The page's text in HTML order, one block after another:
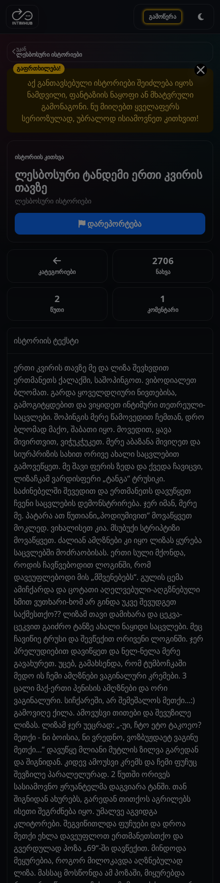
გამოწერა
უკან
ლესბოსური ისტორიები
გაფრთხილება!
აქ განთავსებული ისტორიები შეიძლება იყოს
ნამდვილი, ფანტაზიის ნაყოფი ან მხატვრული
გამონაგონი. ნუ მიიღებთ ყველაფერს
სერიოზულად, უბრალოდ ისიამოვნეთ კითხვით!
ისტორიის კითხვა
ლესბოსური ტანდემი ერთი კვირის
თავზე
ლესბოსური ისტორიები
დარეპორტება
კატეგორიები
2706
ნახვა
2
წუთი
1
კომენტარი
ისტორიის ტექსტი
ერთი კვირის თავზე მე და ლიზა შევხვდით
ერთმანეთს ქალაქში, საშოპინგოთ. ვიბოდიალეთ
ბლომათ. გარდა ყოველდღიური ნივთებისა,
გამოგიტყდებით და ვიყიდეთ ინტიმური თეთრეული-
საცვლები. შოპინგის მერე წამოვედით ჩემთან, დრო
ბლომად მაქო, შაბათი იყო. მოვედით, ყავა
მივირთვით, ვიჭუკჭუკეთ. მერე აბაზანა მივიღეთ და
სიურპრიზის სახით ორივე ახალი საცვლებით
გამოვეწყეთ. მე შავი ფერის ზედა და ქვედა ჩავიცვი,
ლიზაჩკამ ვარდისფერი „ტანგა“ ტრუსიკი.
საძინებელში შევედით და ერთმანეთს დავუწყეთ
ჩვენი საცვლების დემონსტრირება. ჯერ იმან, მერე
მე. პატარა ათ წუთიანი„პოდიუმივით“ მოვაწყვეთ
მოკლედ. ვიხალისეთ კია. მსუბუქი სტრიპტიზი
მოვაწყვეთ. ძალიან ამღზნები კი იყო ლიზას ყურება
საცვლებში მოძრაობისას. ერთი სული მქონდა,
როდის ჩავწვებოდით ლოგინში, რომ
დავეუფლებოდი მის „მშვენებებს“. გულის ცემა
ამიჩქარდა და ცოტათი აღელვებული-აღგზნებული
ხმით ვუთხარი-ხომ არ გინდა უკვე შევუდგეთ
საქმესთქო?? ლიზამ თავი დამიხარა და ცეკვა-
ცეკვით გაიძრო ტანზე ახალი ნაყიდი საცვლები. მეც
ჩავიწიე ტრუსი და შევწექით ორივენი ლოგინში. ჯერ
პრელუდიებით დავიწყეთ და ნელ-ნელა მერე
გავახურეთ. უცებ, გამახსენდა, რომ ტუმბოჩკაში
მედო ის ჩემი ამღზნები ვაგინალური კრემები. 3
ცალი მაქ-ერთი პენისის ამღზნები და ორი
ვაგინალური. სიჩქარეში, არ შემეშალოს მეთქი...:)
გამოვიღე ქილა. ამოვუსვი თითები და შევუზილე
ლიზას. ლიზამ ჯერ უეცრად: „-უი, ჩტო ეტო ტაკოეო?
მეთქი - ნი ბოისია, ნი ვრედნო, ვოზბუჟდაეტ ვაგინუ
მეთქი...“ დავუწყე მლიანი მუტლის ზილვა გარედან
და შიგნიდან. კიდევ ამოუსვი კრემს და ჩემი ფუჩუც
შევზილე პარალელურად. 2 წუთში ორივეს
სასიამოვნო ჟრუანტელმა დაგვიარა ტანში. თან
შიგნიდან ახურებს, გარედან თითქოს აგრილებს
ისეთი შეგრძნება იყო. უმალვე აგვიდგა
კლიტორები. შეგვიწითლდა ფუჩუები და დროა
მეთქი ეხლა დავეუფლოთ ერთმანეთსთქო და
გვერდულად პოზა „69“-ში დავწექით. მინდოდა
მეყურებია, როგორ მილოკავდა აღზნებულად
ლიზა. მასსაც მოსწონდა ამ პოზაში, მიყურებდა